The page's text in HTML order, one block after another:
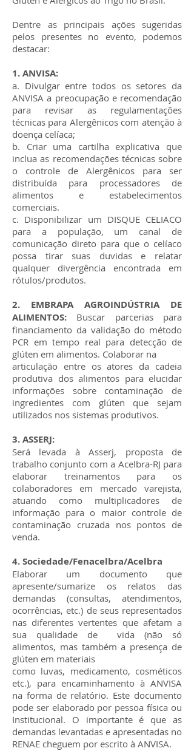
Dentre as principais ações sugeridas
pelos presentes no evento, podemos
destacar:
1. ANVISA:
a. Divulgar entre todos os setores da
ANVISA a preocupação e recomendação
para revisar as regulamentações
técnicas para Alergênicos com atenção à
doença celíaca;
b. Criar uma cartilha explicativa que
inclua as recomendações técnicas sobre
o controle de Alergênicos para ser
distribuída para processadores de
alimentos e estabelecimentos
comerciais.
c. Disponibilizar um DISQUE CELIACO
para a população, um canal de
comunicação direto para que o celíaco
possa tirar suas duvidas e relatar
qualquer divergência encontrada em
rótulos/produtos.
2. EMBRAPA AGROINDÚSTRIA DE
ALIMENTOS: Buscar parcerias para
financiamento da validação do método
PCR em tempo real para detecção de
glúten em alimentos. Colaborar na
articulação entre os atores da cadeia
produtiva dos alimentos para elucidar
informações sobre contaminação de
ingredientes com glúten que sejam
utilizados nos sistemas produtivos.
3. ASSERJ:
Será levada à Asserj, proposta de
trabalho conjunto com a Acelbra-RJ para
elaborar treinamentos para os
colaboradores em mercado varejista,
atuando como multiplicadores de
informação para o maior controle de
contaminação cruzada nos pontos de
venda.
4. Sociedade/Fenacelbra/Acelbra
Elaborar um documento que
apresente/sumarize os relatos das
demandas (consultas, atendimentos,
ocorrências, etc.) de seus representados
nas diferentes vertentes que afetam a
sua qualidade de vida (não só
alimentos, mas também a presença de
glúten em materiais
como luvas, medicamento, cosméticos
etc.), para encaminhamento à ANVISA
na forma de relatório. Este documento
pode ser elaborado por pessoa física ou
Institucional. O importante é que as
demandas levantadas e apresentadas no
RENAE cheguem por escrito à ANVISA.